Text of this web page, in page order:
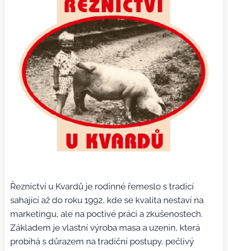
Řeznictví u Kvardů je rodinné řemeslo s tradicí
sahající až do roku 1992, kde se kvalita nestaví na
marketingu, ale na poctivé práci a zkušenostech.
Základem je vlastní výroba masa a uzenin, která
probíhá s důrazem na tradiční postupy, pečlivý